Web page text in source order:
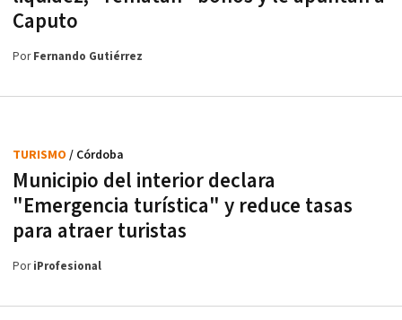
Caputo
PorFernando Gutiérrez
Municipio del interior declara
"Emergencia turística" y reduce tasas
para atraer turistas
TURISMO / Córdoba
PoriProfesional